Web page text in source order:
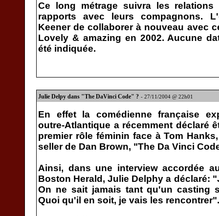
Ce long métrage suivra les
rapports avec leurs compagnons.
Keener de collaborer à nouveau avec
Lovely & amazing en 2002. Aucune
été indiquée.
Julie Delpy dans "The DaVinci Code" ? - 27/11/2004 @ 22h01
En effet la comédienne française
outre-Atlantique a récemment déclaré
premier rôle féminin face à Tom
seller de Dan Brown, "The Da Vinci
Ainsi, dans une interview accordée
Boston Herald, Julie Delphy a déclaré:
On ne sait jamais tant qu'un casting
Quoi qu'il en soit, je vais les rencontrer".